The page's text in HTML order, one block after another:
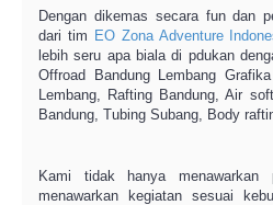
Dengan dikemas secara fun dan
dari tim EO Zona Adventure
lebih seru apa biala di pdukan
Offroad Bandung Lembang
Lembang, Rafting Bandung, Air
Bandung, Tubing Subang, Body
Kami tidak hanya
menawarkan kegiatan sesuai